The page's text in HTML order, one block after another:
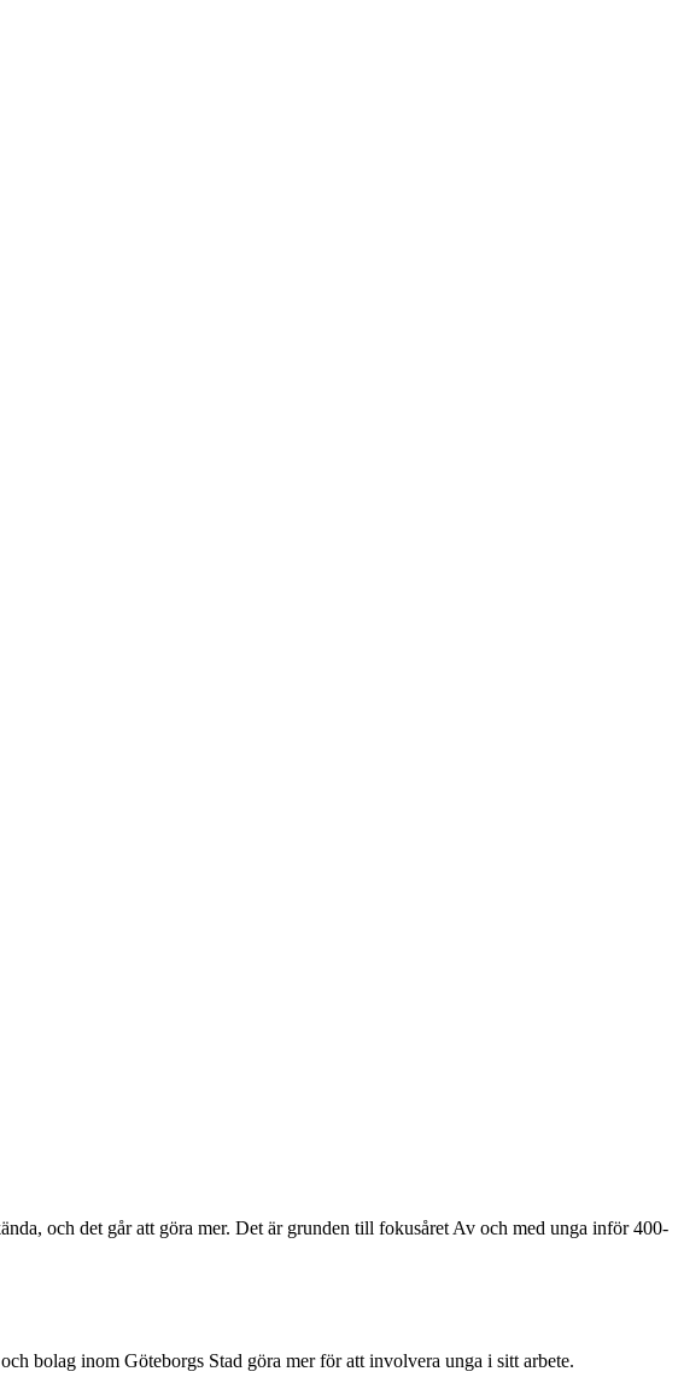
och det går att göra mer. Det är grunden till fokusåret Av och med unga inför 400-
bolag inom Göteborgs Stad göra mer för att involvera unga i sitt arbete.